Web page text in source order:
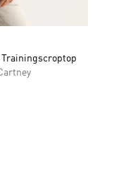
Trainingscroptop